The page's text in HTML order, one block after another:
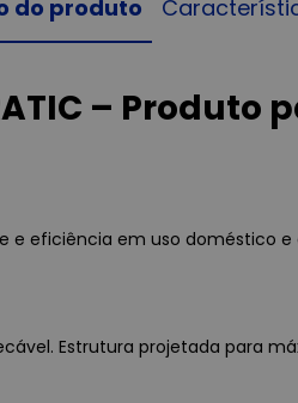
do produto
–
e eficiência em uso
Estrutura projetada para